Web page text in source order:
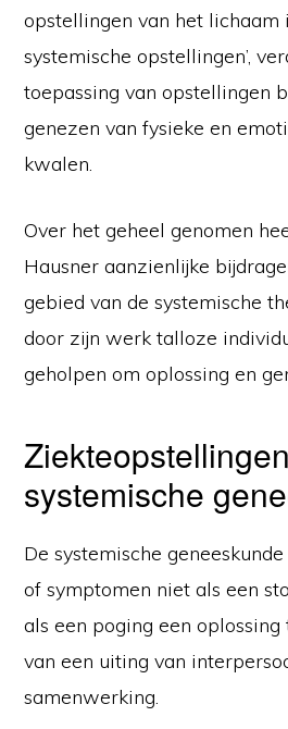
opstellingen van het
systemische opstellingen’,
toepassing van opstellingen
genezen van fysieke en
kwalen.
Over het geheel genomen
Hausner aanzienlijke
gebied van de systemische
door zijn werk talloze
geholpen om oplossing en
systemische
De systemische
of symptomen niet als een
als een poging een
van een uiting van
samenwerking.